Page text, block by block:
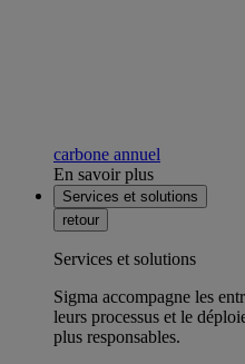
carbone annuel
En savoir plus
Services et solutions
retour
Services et solutions
Sigma accompagne les
leurs processus et le
plus responsables.